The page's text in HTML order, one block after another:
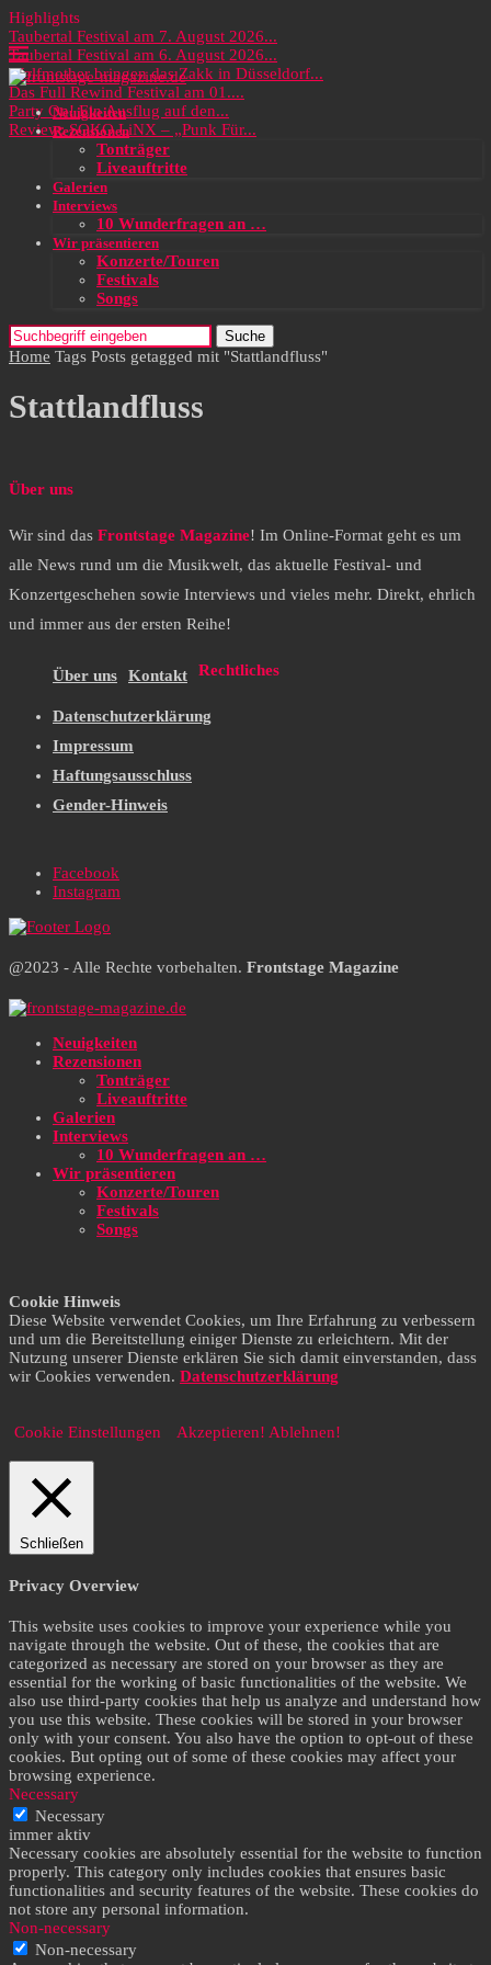
Highlights
Taubertal Festival am 7. August 2026...
Taubertal Festival am 6. August 2026...
Wolfmother bringen das Zakk in Düsseldorf...
Das Full Rewind Festival am 01....
Party On! Ein Ausflug auf den...
Review: SOKO LiNX – „Punk Für...
Neuigkeiten
Rezensionen
Tonträger
Liveauftritte
Galerien
Interviews
10 Wunderfragen an …
Wir präsentieren
Konzerte/Touren
Festivals
Songs
Suche
Home Tags Posts getagged mit "Stattlandfluss"
Stattlandfluss
Über uns
Wir sind das Frontstage Magazine! Im Online-Format geht es um
alle News rund um die Musikwelt, das aktuelle Festival- und
Konzertgeschehen sowie Interviews und vieles mehr. Direkt, ehrlich
und immer aus der ersten Reihe!
Über uns Kontakt Rechtliches
Datenschutzerklärung
Impressum
Haftungsausschluss
Gender-Hinweis
Facebook
Instagram
@2023 - Alle Rechte vorbehalten. Frontstage Magazine
Neuigkeiten
Rezensionen
Tonträger
Liveauftritte
Galerien
Interviews
10 Wunderfragen an …
Wir präsentieren
Konzerte/Touren
Festivals
Songs
Cookie Hinweis
Diese Website verwendet Cookies, um Ihre Erfahrung zu verbessern
und um die Bereitstellung einiger Dienste zu erleichtern. Mit der
Nutzung unserer Dienste erklären Sie sich damit einverstanden, dass
wir Cookies verwenden. Datenschutzerklärung
Cookie Einstellungen Akzeptieren! Ablehnen!
Schließen
Privacy Overview
This website uses cookies to improve your experience while you
navigate through the website. Out of these, the cookies that are
categorized as necessary are stored on your browser as they are
essential for the working of basic functionalities of the website. We
also use third-party cookies that help us analyze and understand how
you use this website. These cookies will be stored in your browser
only with your consent. You also have the option to opt-out of these
cookies. But opting out of some of these cookies may affect your
browsing experience.
Necessary
Necessary
immer aktiv
Necessary cookies are absolutely essential for the website to function
properly. This category only includes cookies that ensures basic
functionalities and security features of the website. These cookies do
not store any personal information.
Non-necessary
Non-necessary